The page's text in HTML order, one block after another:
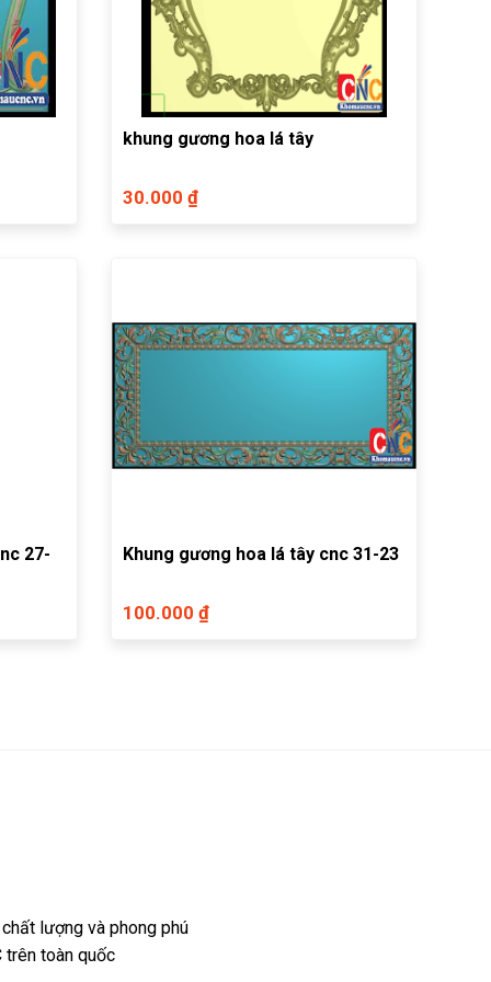
khung gương hoa lá tây
30.000 ₫
27- Khung gương hoa lá tây cnc 31-23
100.000 ₫
lượng và phong phú
trên toàn quốc